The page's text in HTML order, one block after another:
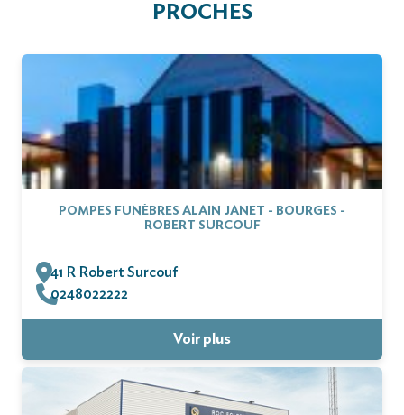
PROCHES
POMPES FUNÈBRES ALAIN JANET - BOURGES -
ROBERT SURCOUF
41 R Robert Surcouf
0248022222
Voir plus